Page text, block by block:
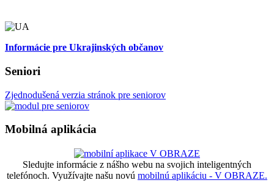
Informácie pre Ukrajinských občanov
Seniori
Zjednodušená verzia stránok pre seniorov
Mobilná aplikácia
Sledujte informácie z nášho webu na svojich inteligentných
telefónoch. Využívajte našu novú mobilnú aplikáciu - V OBRAZE.